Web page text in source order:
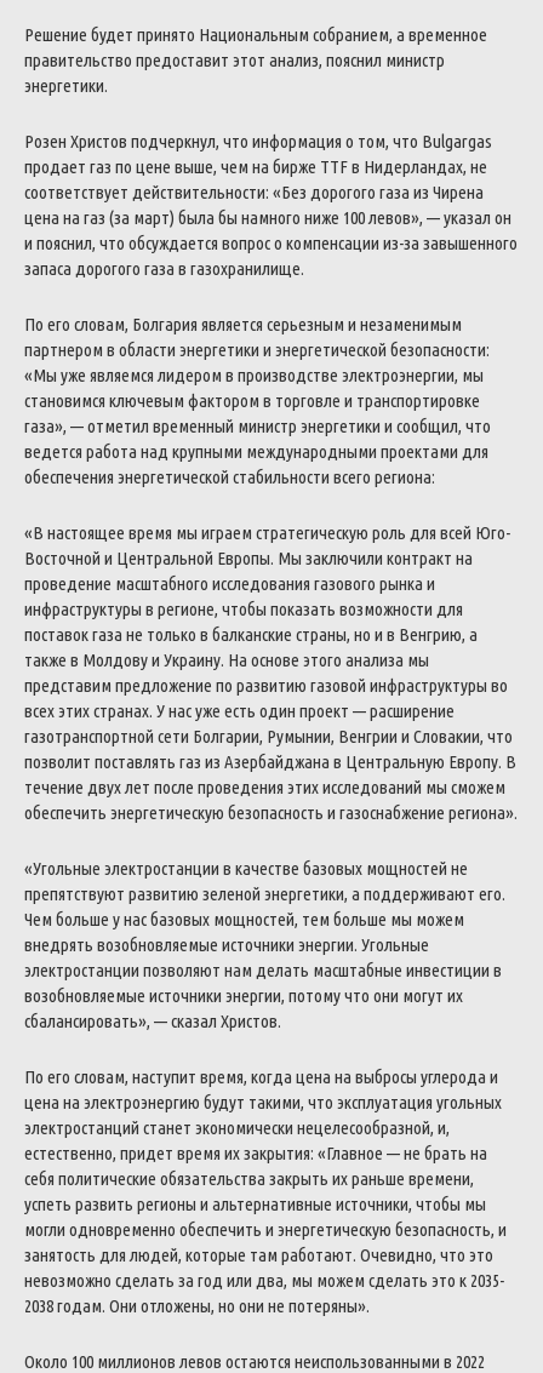
Решение будет принято Национальным собранием, а временное
правительство предоставит этот анализ, пояснил министр
энергетики.
Розен Христов подчеркнул, что информация о том, что Bulgargas
продает газ по цене выше, чем на бирже TTF в Нидерландах, не
соответствует действительности: «Без дорогого газа из Чирена
цена на газ (за март) была бы намного ниже 100 левов», — указал он
и пояснил, что обсуждается вопрос о компенсации из-за завышенного
запаса дорогого газа в газохранилище.
По его словам, Болгария является серьезным и незаменимым
партнером в области энергетики и энергетической безопасности:
«Мы уже являемся лидером в производстве электроэнергии, мы
становимся ключевым фактором в торговле и транспортировке
газа», — отметил временный министр энергетики и сообщил, что
ведется работа над крупными международными проектами для
обеспечения энергетической стабильности всего региона:
«В настоящее время мы играем стратегическую роль для всей Юго-
Восточной и Центральной Европы. Мы заключили контракт на
проведение масштабного исследования газового рынка и
инфраструктуры в регионе, чтобы показать возможности для
поставок газа не только в балканские страны, но и в Венгрию, а
также в Молдову и Украину. На основе этого анализа мы
представим предложение по развитию газовой инфраструктуры во
всех этих странах. У нас уже есть один проект — расширение
газотранспортной сети Болгарии, Румынии, Венгрии и Словакии, что
позволит поставлять газ из Азербайджана в Центральную Европу. В
течение двух лет после проведения этих исследований мы сможем
обеспечить энергетическую безопасность и газоснабжение региона».
«Угольные электростанции в качестве базовых мощностей не
препятствуют развитию зеленой энергетики, а поддерживают его.
Чем больше у нас базовых мощностей, тем больше мы можем
внедрять возобновляемые источники энергии. Угольные
электростанции позволяют нам делать масштабные инвестиции в
возобновляемые источники энергии, потому что они могут их
сбалансировать», — сказал Христов.
По его словам, наступит время, когда цена на выбросы углерода и
цена на электроэнергию будут такими, что эксплуатация угольных
электростанций станет экономически нецелесообразной, и,
естественно, придет время их закрытия: «Главное — не брать на
себя политические обязательства закрыть их раньше времени,
успеть развить регионы и альтернативные источники, чтобы мы
могли одновременно обеспечить и энергетическую безопасность, и
занятость для людей, которые там работают. Очевидно, что это
невозможно сделать за год или два, мы можем сделать это к 2035-
2038 годам. Они отложены, но они не потеряны».
Около 100 миллионов левов остаются неиспользованными в 2022